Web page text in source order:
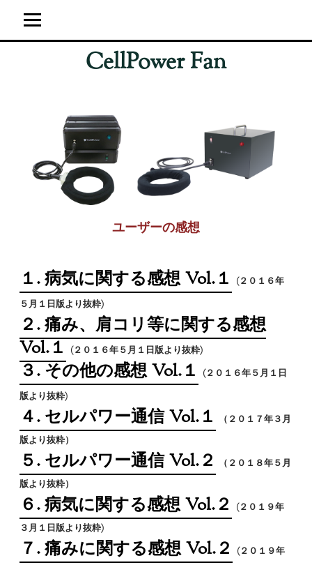
超強力神経波磁力線発生器
サイト運営概要
ブログ
CellPower Fan
ユーザーの感想
１. 病気に関する感想 Vol.１
(２０１６年
５月１日版より抜粋)
２. 痛み、肩コリ等に関する感想
Vol.１
(２０１６年５月１日版より抜粋)
３. その他の感想 Vol.１
(２０１６年５月１日
版より抜粋)
４. セルパワー通信 Vol.１
（２０１７年３月
版より抜粋）
５. セルパワー通信 Vol.２
（２０１８年５月
版より抜粋）
６. 病気に関する感想 Vol.２
(２０１９年
３月１日版より抜粋)
７. 痛みに関する感想 Vol.２
(２０１９年